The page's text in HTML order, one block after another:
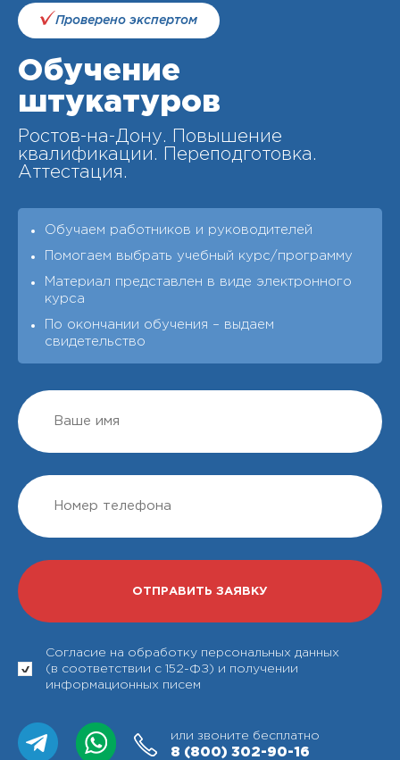
Проверено экспертом
Обучение
штукатуров
Ростов-на-Дону. Повышение
квалификации. Переподготовка.
Аттестация.
Обучаем работников и руководителей
Помогаем выбрать учебный курс/программу
Материал представлен в виде электронного
курса
По окончании обучения – выдаeм
свидетельство
Согласие на обработку персональных данных
(в соответствии с 152-ФЗ) и получении
информационных писем
или звоните бесплатно
8 (800) 302-90-16